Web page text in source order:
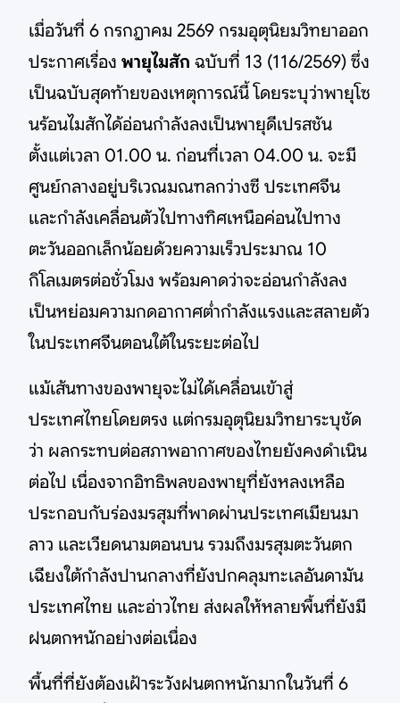
เมื่อวันที่ 6 กรกฎาคม 2569 กรมอุตุนิยมวิทยาออก
ประกาศเรื่อง พายุไมสัก ฉบับที่ 13 (116/2569) ซึ่ง
เป็นฉบับสุดท้ายของเหตุการณ์นี้ โดยระบุว่าพายุโซ
นร้อนไมสักได้อ่อนกำลังลงเป็นพายุดีเปรสชัน
ตั้งแต่เวลา 01.00 น. ก่อนที่เวลา 04.00 น. จะมี
ศูนย์กลางอยู่บริเวณมณฑลกว่างซี ประเทศจีน
และกำลังเคลื่อนตัวไปทางทิศเหนือค่อนไปทาง
ตะวันออกเล็กน้อยด้วยความเร็วประมาณ 10
กิโลเมตรต่อชั่วโมง พร้อมคาดว่าจะอ่อนกำลังลง
เป็นหย่อมความกดอากาศต่ำกำลังแรงและสลายตัว
ในประเทศจีนตอนใต้ในระยะต่อไป
แม้เส้นทางของพายุจะไม่ได้เคลื่อนเข้าสู่
ประเทศไทยโดยตรง แต่กรมอุตุนิยมวิทยาระบุชัด
ว่า ผลกระทบต่อสภาพอากาศของไทยยังคงดำเนิน
ต่อไป เนื่องจากอิทธิพลของพายุที่ยังหลงเหลือ
ประกอบกับร่องมรสุมที่พาดผ่านประเทศเมียนมา
ลาว และเวียดนามตอนบน รวมถึงมรสุมตะวันตก
เฉียงใต้กำลังปานกลางที่ยังปกคลุมทะเลอันดามัน
ประเทศไทย และอ่าวไทย ส่งผลให้หลายพื้นที่ยังมี
ฝนตกหนักอย่างต่อเนื่อง
พื้นที่ที่ยังต้องเฝ้าระวังฝนตกหนักมากในวันที่ 6